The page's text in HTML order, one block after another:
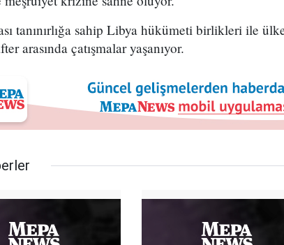
tanınırlığa sahip Libya hükümeti birlikleri ile
arasında çatışmalar yaşanıyor.